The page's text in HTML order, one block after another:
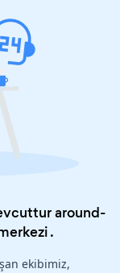
around-
.
ekibimiz,